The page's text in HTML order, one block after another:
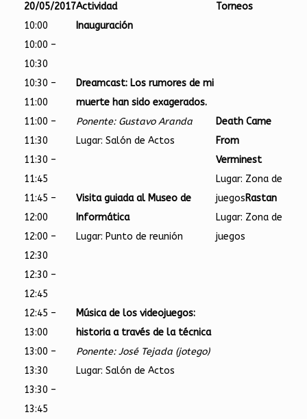
20/05/2017Actividad
Torneos
10:00
Inauguración
10:00 –
10:30
10:30 –
11:00
Dreamcast: Los rumores de mi
muerte han sido exagerados.
Ponente: Gustavo Aranda
Lugar: Salón de Actos
11:00 –
11:30
Death Came
From
Verminest
Lugar: Zona de
juegosRastan
Lugar: Zona de
juegos
11:30 –
11:45
11:45 –
12:00
Visita guiada al Museo de
Informática
Lugar: Punto de reunión
12:00 –
12:30
12:30 –
12:45
12:45 –
13:00
Música de los videojuegos:
historia a través de la técnica
Ponente: José Tejada (jotego)
Lugar: Salón de Actos
13:00 –
13:30
13:30 –
13:45